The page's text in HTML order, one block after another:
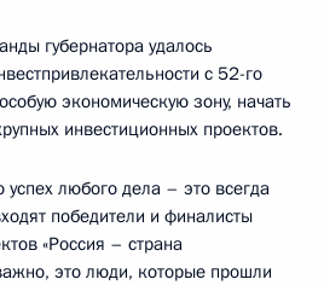
губернатора удалось
с 52-го
экономическую зону, начать
инвестиционных проектов.
любого дела – это всегда
победители и финалисты
«Россия – страна
это люди, которые прошли